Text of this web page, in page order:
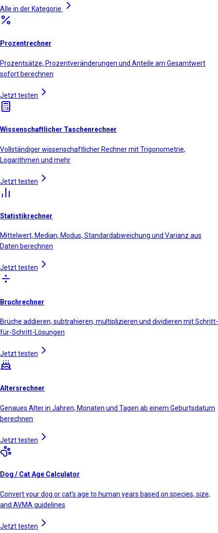
Alle in der Kategorie
Prozentrechner
Prozentsätze, Prozentveränderungen und Anteile am Gesamtwert
sofort berechnen
Jetzt testen
Wissenschaftlicher Taschenrechner
Vollständiger wissenschaftlicher Rechner mit Trigonometrie,
Logarithmen und mehr
Jetzt testen
Statistikrechner
Mittelwert, Median, Modus, Standardabweichung und Varianz aus
Daten berechnen
Jetzt testen
Bruchrechner
Brüche addieren, subtrahieren, multiplizieren und dividieren mit Schritt-
für-Schritt-Lösungen
Jetzt testen
Altersrechner
Genaues Alter in Jahren, Monaten und Tagen ab einem Geburtsdatum
berechnen
Jetzt testen
Dog / Cat Age Calculator
Convert your dog or cat's age to human years based on species, size,
and AVMA guidelines
Jetzt testen